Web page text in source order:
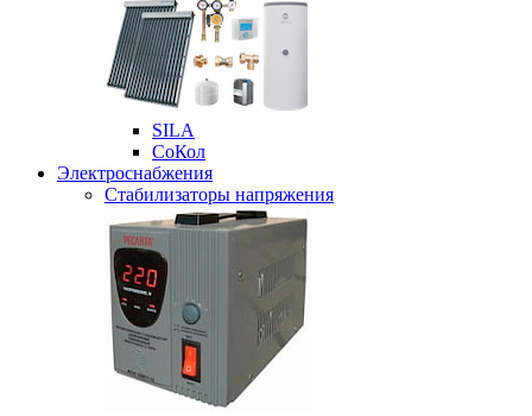
SILA
СоКол
Электроснабжения
Стабилизаторы напряжения